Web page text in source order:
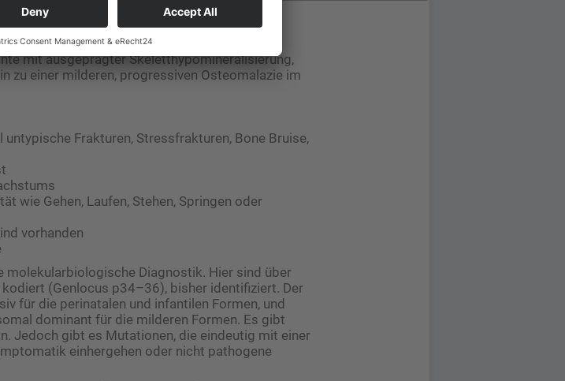
mit ausgeprägter Skeletthypomineralisierung,
zu einer milderen, progressiven Osteomalazie im
Frakturen, Stressfrakturen, Bone Bruise,
wie Gehen, Laufen, Stehen, Springen oder
vorhanden
molekularbiologische Diagnostik. Hier sind über
(Genlocus p34–36), bisher identifiziert. Der
für die perinatalen und infantilen Formen, und
dominant für die milderen Formen. Es gibt
Jedoch gibt es Mutationen, die eindeutig mit einer
einhergehen oder nicht pathogene